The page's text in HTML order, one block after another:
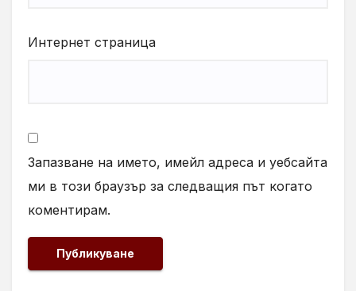
Интернет страница
Запазване на името, имейл адреса и уебсайта
ми в този браузър за следващия път когато
коментирам.